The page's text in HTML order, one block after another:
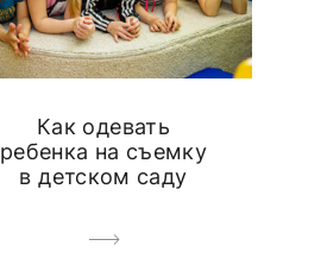
Как одевать
ребенка на съемку
в детском саду